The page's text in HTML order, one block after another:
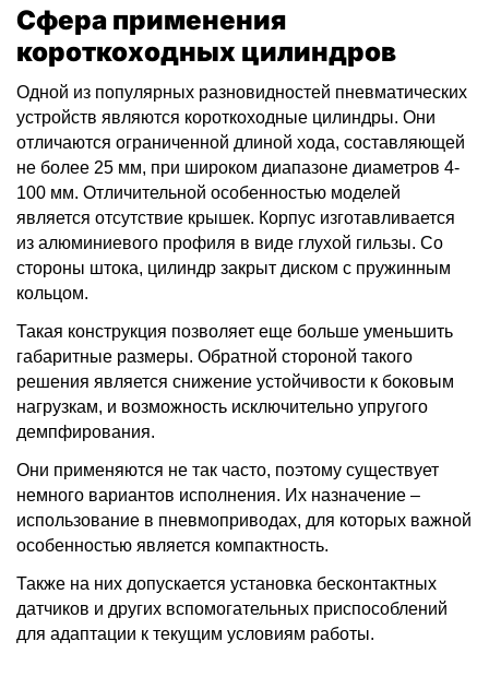
Сфера применения
короткоходных цилиндров
Одной из популярных разновидностей пневматических
устройств являются короткоходные цилиндры. Они
отличаются ограниченной длиной хода, составляющей
не более 25 мм, при широком диапазоне диаметров 4-
100 мм. Отличительной особенностью моделей
является отсутствие крышек. Корпус изготавливается
из алюминиевого профиля в виде глухой гильзы. Со
стороны штока, цилиндр закрыт диском с пружинным
кольцом.
Такая конструкция позволяет еще больше уменьшить
габаритные размеры. Обратной стороной такого
решения является снижение устойчивости к боковым
нагрузкам, и возможность исключительно упругого
демпфирования.
Они применяются не так часто, поэтому существует
немного вариантов исполнения. Их назначение –
использование в пневмоприводах, для которых важной
особенностью является компактность.
Также на них допускается установка бесконтактных
датчиков и других вспомогательных приспособлений
для адаптации к текущим условиям работы.